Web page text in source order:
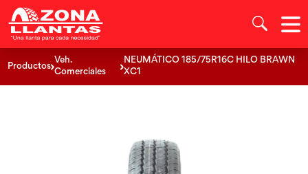
Productos
Veh.
Comerciales
NEUMÁTICO 185/75R16C HILO BRAWN
XC1